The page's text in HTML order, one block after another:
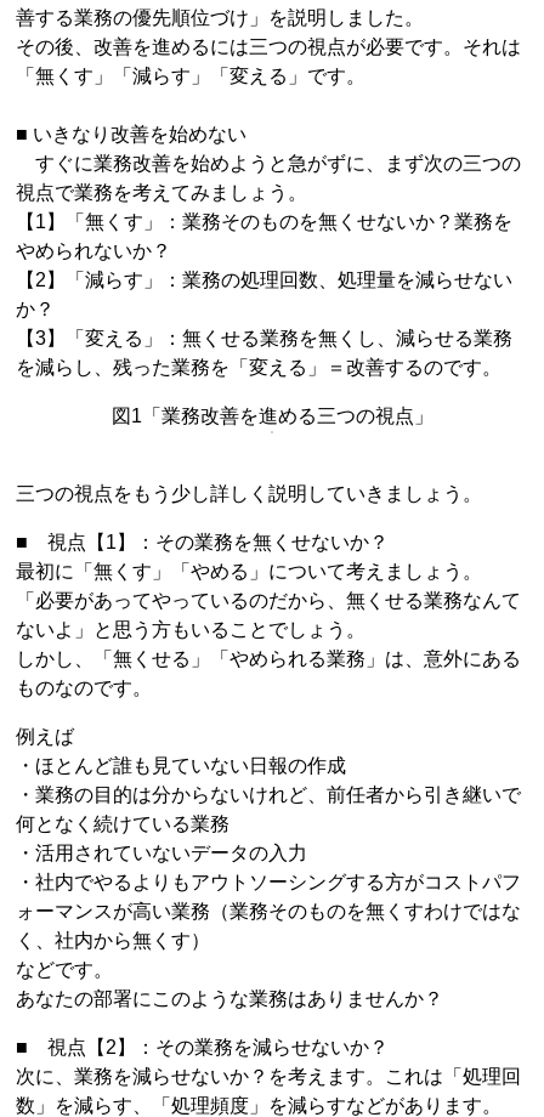
善する業務の優先順位づけ」を説明しました。
その後、改善を進めるには三つの視点が必要です。それは
「無くす」「減らす」「変える」です。
■ いきなり改善を始めない
すぐに業務改善を始めようと急がずに、まず次の三つの
視点で業務を考えてみましょう。
【1】「無くす」：業務そのものを無くせないか？業務を
やめられないか？
【2】「減らす」：業務の処理回数、処理量を減らせない
か？
【3】「変える」：無くせる業務を無くし、減らせる業務
を減らし、残った業務を「変える」＝改善するのです。
図1「業務改善を進める三つの視点」
三つの視点をもう少し詳しく説明していきましょう。
■ 視点【1】：その業務を無くせないか？
最初に「無くす」「やめる」について考えましょう。
「必要があってやっているのだから、無くせる業務なんて
ないよ」と思う方もいることでしょう。
しかし、「無くせる」「やめられる業務」は、意外にある
ものなのです。
例えば
・ほとんど誰も見ていない日報の作成
・業務の目的は分からないけれど、前任者から引き継いで
何となく続けている業務
・活用されていないデータの入力
・社内でやるよりもアウトソーシングする方がコストパフ
ォーマンスが高い業務（業務そのものを無くすわけではな
く、社内から無くす）
などです。
あなたの部署にこのような業務はありませんか？
■ 視点【2】：その業務を減らせないか？
次に、業務を減らせないか？を考えます。これは「処理回
数」を減らす、「処理頻度」を減らすなどがあります。